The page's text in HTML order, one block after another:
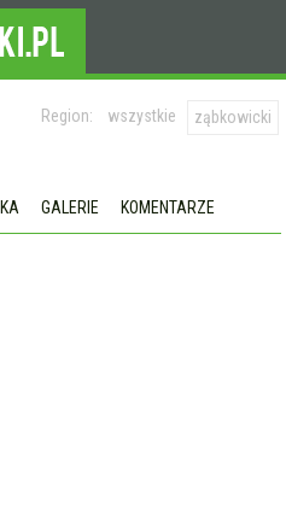
Region: wszystkie ząbkowicki
GALERIE KOMENTARZE